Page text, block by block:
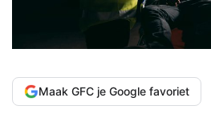
Maak GFC je Google favoriet